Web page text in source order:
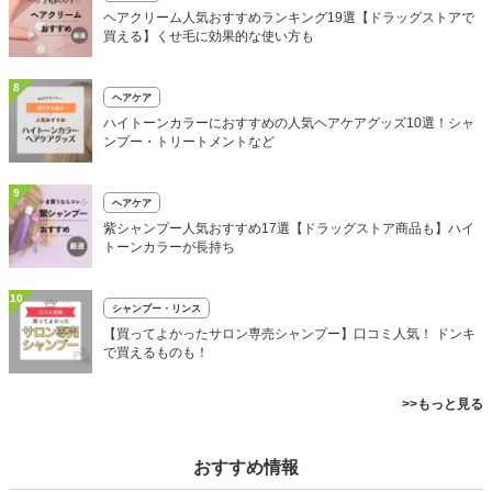
ヘアクリーム人気おすすめランキング19選【ドラッグストアで
買える】くせ毛に効果的な使い方も
8
ヘアケア
ハイトーンカラーにおすすめの人気ヘアケアグッズ10選！シャ
ンプー・トリートメントなど
9
ヘアケア
紫シャンプー人気おすすめ17選【ドラッグストア商品も】ハイ
トーンカラーが長持ち
10
シャンプー・リンス
【買ってよかったサロン専売シャンプー】口コミ人気！ ドンキ
で買えるものも！
>>もっと見る
おすすめ情報